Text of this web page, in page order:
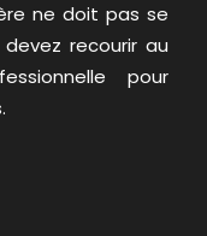
ne doit pas se
recourir au
pour